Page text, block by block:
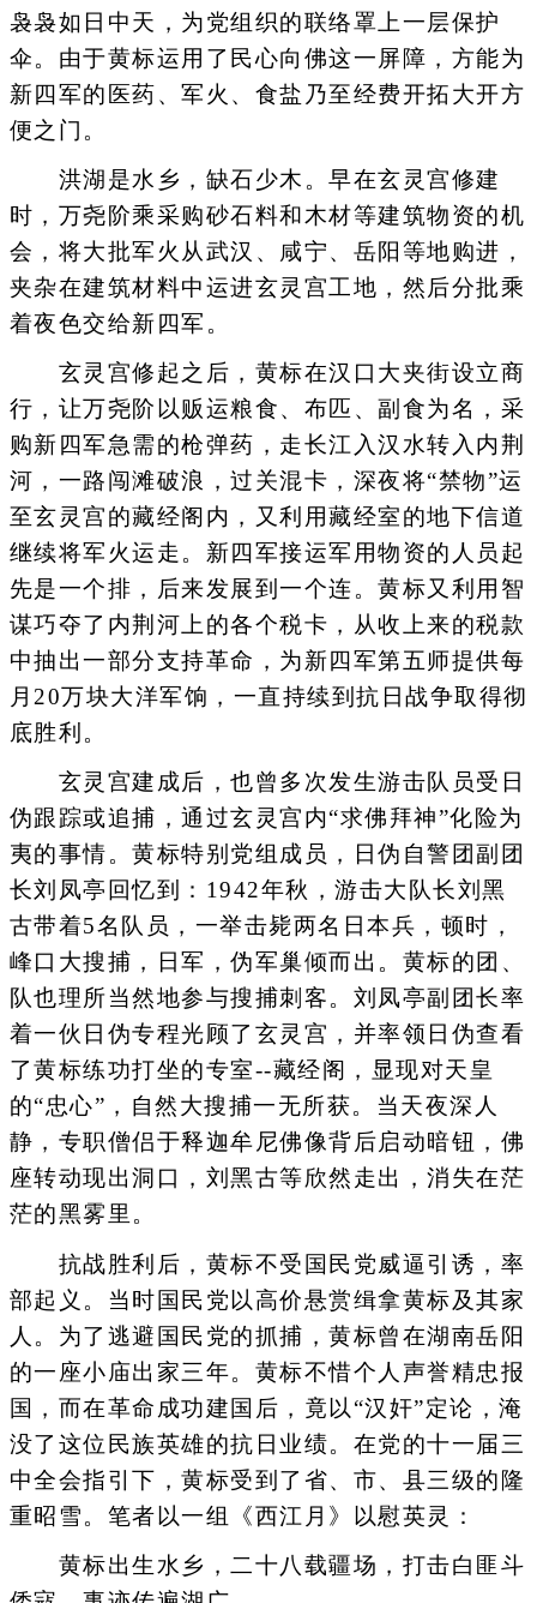
袅袅如日中天，为党组织的联络罩上一层保护
伞。由于黄标运用了民心向佛这一屏障，方能为
新四军的医药、军火、食盐乃至经费开拓大开方
便之门。
洪湖是水乡，缺石少木。早在玄灵宫修建
时，万尧阶乘采购砂石料和木材等建筑物资的机
会，将大批军火从武汉、咸宁、岳阳等地购进，
夹杂在建筑材料中运进玄灵宫工地，然后分批乘
着夜色交给新四军。
玄灵宫修起之后，黄标在汉口大夹街设立商
行，让万尧阶以贩运粮食、布匹、副食为名，采
购新四军急需的枪弹药，走长江入汉水转入内荆
河，一路闯滩破浪，过关混卡，深夜将“禁物”运
至玄灵宫的藏经阁内，又利用藏经室的地下信道
继续将军火运走。新四军接运军用物资的人员起
先是一个排，后来发展到一个连。黄标又利用智
谋巧夺了内荆河上的各个税卡，从收上来的税款
中抽出一部分支持革命，为新四军第五师提供每
月20万块大洋军饷，一直持续到抗日战争取得彻
底胜利。
玄灵宫建成后，也曾多次发生游击队员受日
伪跟踪或追捕，通过玄灵宫内“求佛拜神”化险为
夷的事情。黄标特别党组成员，日伪自警团副团
长刘凤亭回忆到：1942年秋，游击大队长刘黑
古带着5名队员，一举击毙两名日本兵，顿时，
峰口大搜捕，日军，伪军巢倾而出。黄标的团、
队也理所当然地参与搜捕刺客。刘凤亭副团长率
着一伙日伪专程光顾了玄灵宫，并率领日伪查看
了黄标练功打坐的专室--藏经阁，显现对天皇
的“忠心”，自然大搜捕一无所获。当天夜深人
静，专职僧侣于释迦牟尼佛像背后启动暗钮，佛
座转动现出洞口，刘黑古等欣然走出，消失在茫
茫的黑雾里。
抗战胜利后，黄标不受国民党威逼引诱，率
部起义。当时国民党以高价悬赏缉拿黄标及其家
人。为了逃避国民党的抓捕，黄标曾在湖南岳阳
的一座小庙出家三年。黄标不惜个人声誉精忠报
国，而在革命成功建国后，竟以“汉奸”定论，淹
没了这位民族英雄的抗日业绩。在党的十一届三
中全会指引下，黄标受到了省、市、县三级的隆
重昭雪。笔者以一组《西江月》以慰英灵：
黄标出生水乡，二十八载疆场，打击白匪斗